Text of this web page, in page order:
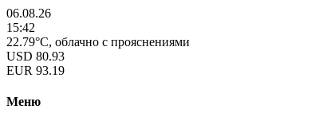
06.08.26
15:42
22.79°C, облачно с прояснениями
USD 80.93
EUR 93.19
Меню